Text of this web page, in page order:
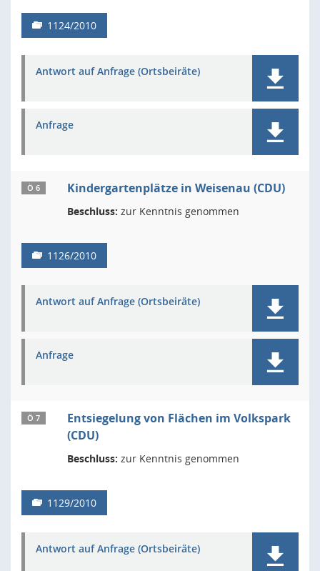
1124/2010
Antwort auf Anfrage (Ortsbeiräte)
Anfrage
Ö 6 Kindergartenplätze in Weisenau (CDU)
Beschluss: zur Kenntnis genommen
1126/2010
Antwort auf Anfrage (Ortsbeiräte)
Anfrage
Ö 7
Entsiegelung von Flächen im Volkspark
(CDU)
Beschluss: zur Kenntnis genommen
1129/2010
Antwort auf Anfrage (Ortsbeiräte)